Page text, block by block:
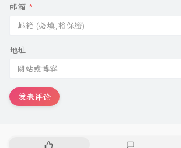
邮箱 *
地址
发表评论
热